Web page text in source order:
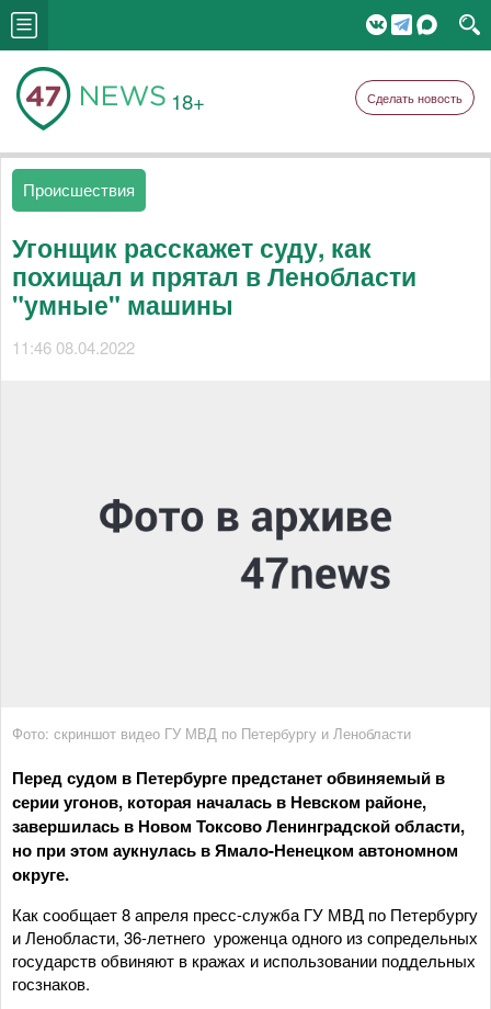
18+ Сделать новость
Происшествия
Угонщик расскажет суду, как
похищал и прятал в Ленобласти
"умные" машины
11:46 08.04.2022
Фото: скриншот видео ГУ МВД по Петербургу и Ленобласти
Перед судом в Петербурге предстанет обвиняемый в
серии угонов, которая началась в Невском районе,
завершилась в Новом Токсово Ленинградской области,
но при этом аукнулась в Ямало-Ненецком автономном
округе.
Как сообщает 8 апреля пресс-служба ГУ МВД по Петербургу
и Ленобласти, 36-летнего уроженца одного из сопредельных
государств обвиняют в кражах и использовании поддельных
госзнаков.